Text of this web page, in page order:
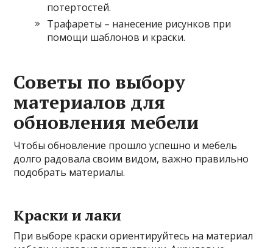
потертостей.
Трафареты – нанесение рисунков при
помощи шаблонов и краски.
Советы по выбору
материалов для
обновления мебели
Чтобы обновление прошло успешно и мебель
долго радовала своим видом, важно правильно
подобрать материалы.
Краски и лаки
При выборе краски ориентируйтесь на материал